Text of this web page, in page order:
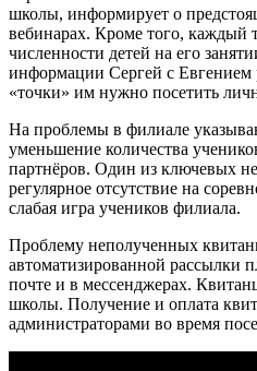
школы, информирует о
вебинарах. Кроме того, каждый
численности детей на его
информации Сергей с
«точки» им нужно посетить
На проблемы в филиале
уменьшение количества
партнёров. Один из ключевых
регулярное отсутствие на
слабая игра учеников филиала.
Проблему неполученных
автоматизированной рассылки
почте и в мессенджерах.
школы. Получение и оплата
администраторами во время